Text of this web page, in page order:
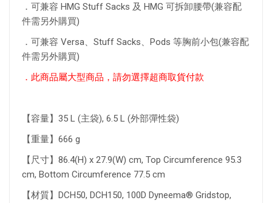
．可兼容 HMG Stuff Sacks 及 HMG 可拆卸腰帶(兼容配
件需另外購買)
．可兼容 Versa、Stuff Sacks、Pods 等胸前小包(兼容配
件需另外購買)
．此商品屬大型商品，請勿選擇超商取貨付款
【容量】35 L (主袋), 6.5 L (外部彈性袋)
【重量】666 g
【尺寸】86.4(H) x 27.9(W) cm, Top Circumference 95.3
cm, Bottom Circumference 77.5 cm
【材質】DCH50, DCH150, 100D Dyneema® Gridstop,